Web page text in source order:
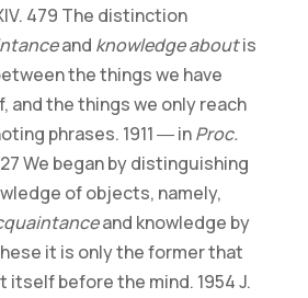
479 The distinction
and knowledge aboutis
the things we have
and the things we only reach
phrases. 1911 ― inProc.
We began by distinguishing
of objects, namely,
and knowledge by
it is only the former that
itself before the mind. 1954 J.